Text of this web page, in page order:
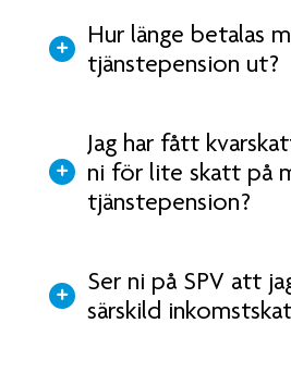
Hur länge betalas
tjänstepension ut?
Jag har fått
ni för lite skatt på
tjänstepension?
Ser ni på SPV att
särskild